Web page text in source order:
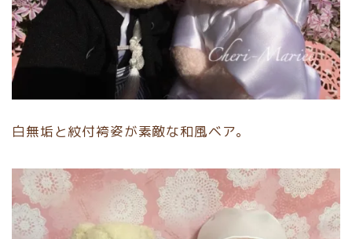
白無垢と紋付袴姿が素敵な和風ベア。